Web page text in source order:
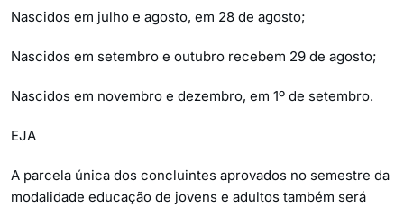
Nascidos em julho e agosto, em 28 de agosto;
Nascidos em setembro e outubro recebem 29 de agosto;
Nascidos em novembro e dezembro, em 1º de setembro.
EJA
A parcela única dos concluintes aprovados no semestre da
modalidade educação de jovens e adultos também será